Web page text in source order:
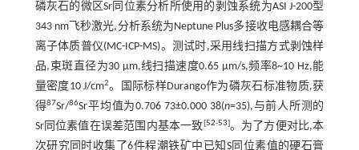
磷灰石的微区Sr同位素分析所使用的剥蚀系统为ASI J-200型
343 nm飞秒激光,分析系统为Neptune Plus多接收电感耦合等
离子体质普仪(MC-ICP-MS)。测试时,采用线扫描方式剥蚀样
品,束斑直径为30 μm,线扫描速度0.65 μm/s,频率8~10 Hz,能
量密度10 J/cm2。国际标样Durango作为磷灰石标准物质,获
得87Sr/86Sr平均值为0.706 73±0.000 38(n=35),与前人所测的
Sr同位素值在误差范围内基本一致[52-53]。为了方便对比,本
次研究同时收集了6件程潮铁矿中已知S同位素值的硬石膏